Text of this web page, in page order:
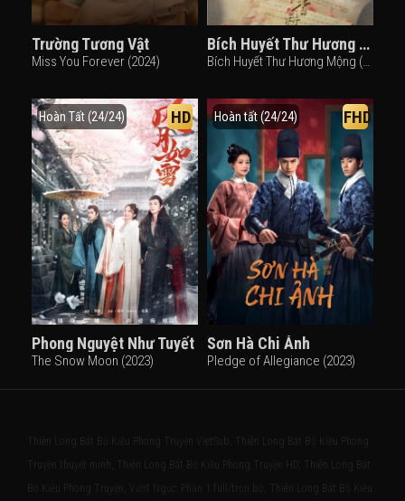
Trường Tương Vật
Miss You Forever (2024)
Bích Huyết Thư Hương Mộng
Bích Huyết Thư Hương Mộng (2016)
Hoàn Tất (24/24) HD
Phong Nguyệt Như Tuyết
The Snow Moon (2023)
Hoàn tất (24/24) FHD
Sơn Hà Chi Ảnh
Pledge of Allegiance (2023)
Thiên Long Bát Bộ Kiều Phong Truyện VietSub, Thiên Long Bát Bộ Kiều Phong
Truyện thuyết minh, Thiên Long Bát Bộ Kiều Phong Truyện HD, Thiên Long Bát
Bộ Kiều Phong Truyện, Vượt Ngục: Phần 1 full/trọn bộ, Thiên Long Bát Bộ Kiều